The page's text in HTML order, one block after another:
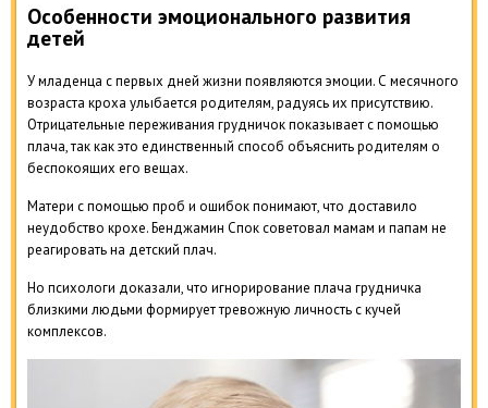
Особенности эмоционального развития
детей
У младенца с первых дней жизни появляются эмоции. С месячного
возраста кроха улыбается родителям, радуясь их присутствию.
Отрицательные переживания грудничок показывает с помощью
плача, так как это единственный способ объяснить родителям о
беспокоящих его вещах.
Матери с помощью проб и ошибок понимают, что доставило
неудобство крохе. Бенджамин Спок советовал мамам и папам не
реагировать на детский плач.
Но психологи доказали, что игнорирование плача грудничка
близкими людьми формирует тревожную личность с кучей
комплексов.